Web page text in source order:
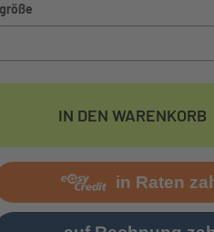
IN DEN WARENKORB